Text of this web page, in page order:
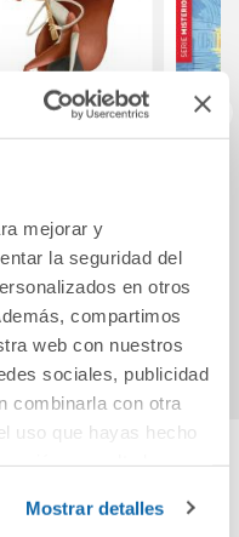
mejorar y
la seguridad del
en otros
compartimos
web con nuestros
sociales, publicidad
combinarla con otra
uso que hayas hecho
Mostrar detalles
11,20€
Comprar
opinión